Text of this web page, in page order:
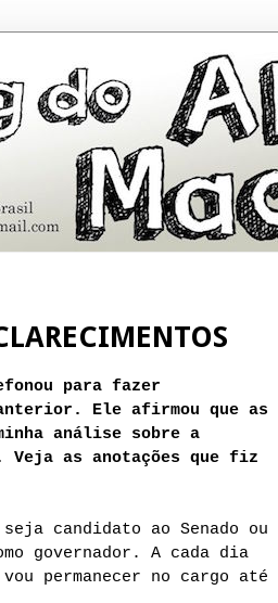
para fazer
Ele afirmou que as
análise sobre a
Veja as anotações que fiz
candidato ao Senado ou
governador. A cada dia
permanecer no cargo até